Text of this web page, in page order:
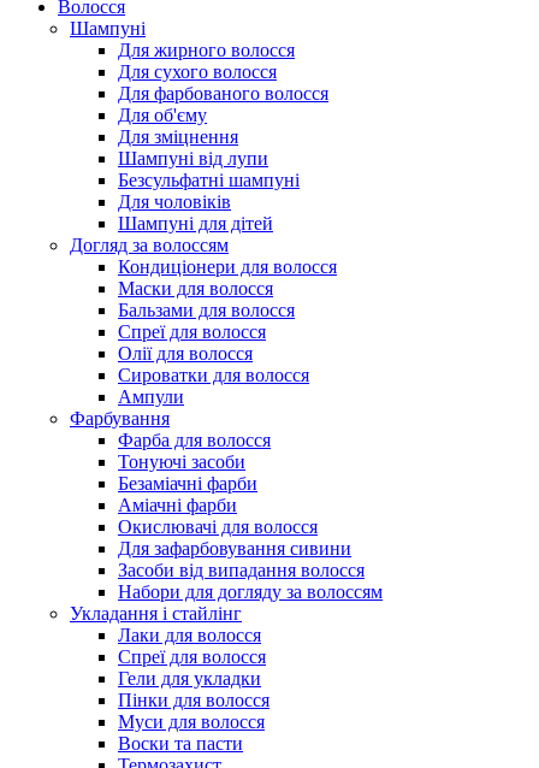
Волосся
Шампуні
Для жирного волосся
Для сухого волосся
Для фарбованого волосся
Для об'єму
Для зміцнення
Шампуні від лупи
Безсульфатні шампуні
Для чоловіків
Шампуні для дітей
Догляд за волоссям
Кондиціонери для волосся
Маски для волосся
Бальзами для волосся
Спреї для волосся
Олії для волосся
Сироватки для волосся
Ампули
Фарбування
Фарба для волосся
Тонуючі засоби
Безаміачні фарби
Аміачні фарби
Окислювачі для волосся
Для зафарбовування сивини
Засоби від випадання волосся
Набори для догляду за волоссям
Укладання і стайлінг
Лаки для волосся
Спреї для волосся
Гели для укладки
Пінки для волосся
Муси для волосся
Воски та пасти